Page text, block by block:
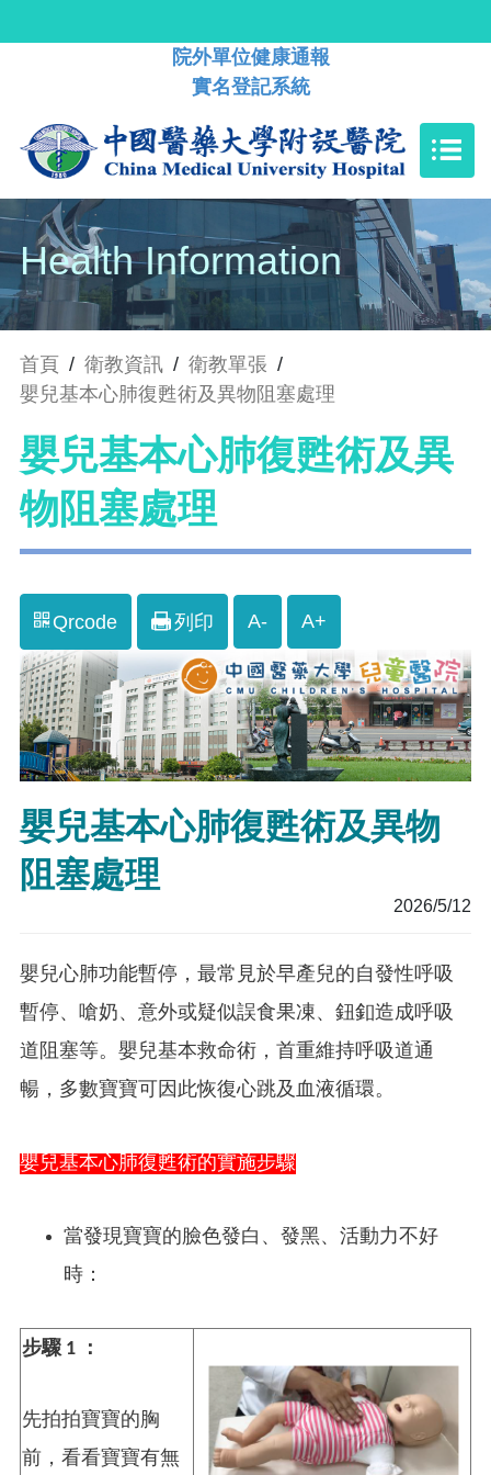
院外單位健康通報
實名登記系統
Health Information
首頁 / 衛教資訊 / 衛教單張 /
嬰兒基本心肺復甦術及異物阻塞處理
嬰兒基本心肺復甦術及異
物阻塞處理
Qrcode 列印 A- A+
嬰兒基本心肺復甦術及異物
阻塞處理
2026/5/12
嬰兒心肺功能暫停，最常見於早產兒的自發性呼吸
暫停、嗆奶、意外或疑似誤食果凍、鈕釦造成呼吸
道阻塞等。嬰兒基本救命術，首重維持呼吸道通
暢，多數寶寶可因此恢復心跳及血液循環。
嬰兒基本心肺復甦術的實施步驟
當發現寶寶的臉色發白、發黑、活動力不好
時：
步驟 1 ：
先拍拍寶寶的胸
前，看看寶寶有無